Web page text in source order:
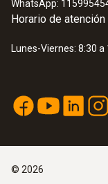
WhatsApp:
Horario de atención
Lunes-Viernes: 8:30 a
© 2026